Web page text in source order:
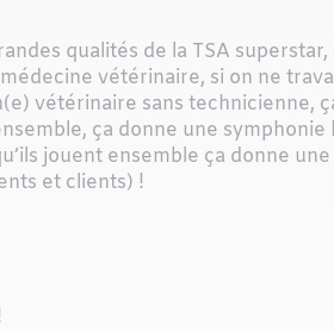
qualités de la TSA
vétérinaire, si on ne
vétérinaire sans technicienne,
ça donne une symphonie
jouent ensemble ça donne
et clients) !